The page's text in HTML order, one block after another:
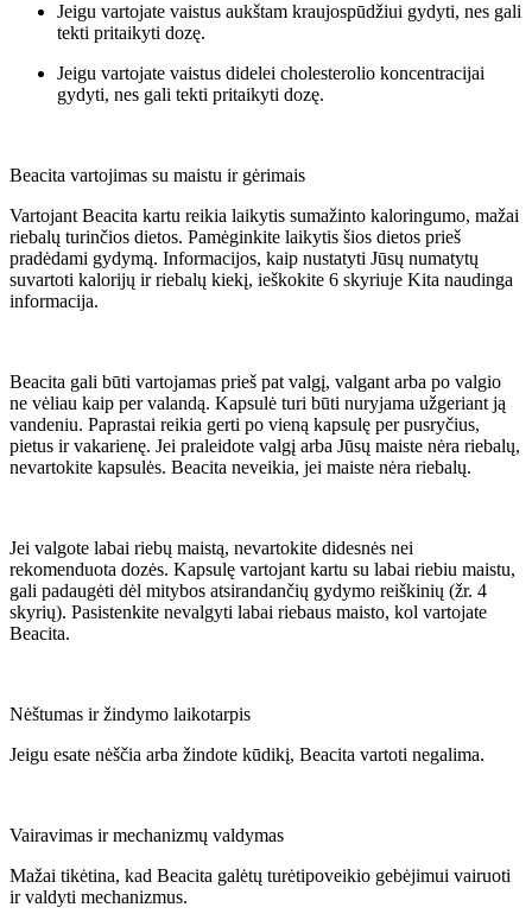
Jeigu vartojate vaistus aukštam kraujospūdžiui gydyti, nes gali
tekti pritaikyti dozę.
Jeigu vartojate vaistus didelei cholesterolio koncentracijai
gydyti, nes gali tekti pritaikyti dozę.
Beacita vartojimas su maistu ir gėrimais
Vartojant Beacita kartu reikia laikytis sumažinto kaloringumo, mažai
riebalų turinčios dietos. Pamėginkite laikytis šios dietos prieš
pradėdami gydymą. Informacijos, kaip nustatyti Jūsų numatytų
suvartoti kalorijų ir riebalų kiekį, ieškokite 6 skyriuje Kita naudinga
informacija.
Beacita gali būti vartojamas prieš pat valgį, valgant arba po valgio
ne vėliau kaip per valandą. Kapsulė turi būti nuryjama užgeriant ją
vandeniu. Paprastai reikia gerti po vieną kapsulę per pusryčius,
pietus ir vakarienę. Jei praleidote valgį arba Jūsų maiste nėra riebalų,
nevartokite kapsulės. Beacita neveikia, jei maiste nėra riebalų.
Jei valgote labai riebų maistą, nevartokite didesnės nei
rekomenduota dozės. Kapsulę vartojant kartu su labai riebiu maistu,
gali padaugėti dėl mitybos atsirandančių gydymo reiškinių (žr. 4
skyrių). Pasistenkite nevalgyti labai riebaus maisto, kol vartojate
Beacita.
Nėštumas ir žindymo laikotarpis
Jeigu esate nėščia arba žindote kūdikį, Beacita vartoti negalima.
Vairavimas ir mechanizmų valdymas
Mažai tikėtina, kad Beacita galėtų turėtipoveikio gebėjimui vairuoti
ir valdyti mechanizmus.